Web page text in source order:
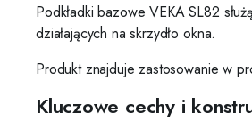
Podkładki bazowe VEKA SL82
działających na skrzydło okna.
Produkt znajduje zastosowanie w
Kluczowe cechy i